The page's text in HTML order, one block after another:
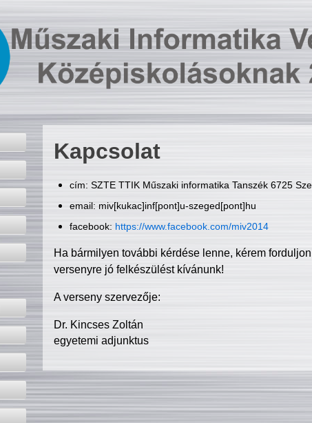
Kapcsolat
cím: SZTE TTIK Műszaki informatika Tanszék 6725
email: miv[kukac]inf[pont]u-szeged[pont]hu
facebook: https://www.facebook.com/miv2014
Ha bármilyen további kérdése lenne, kérem
versenyre jó felkészülést kívánunk!
A verseny szervezője:
Dr. Kincses Zoltán
egyetemi adjunktus